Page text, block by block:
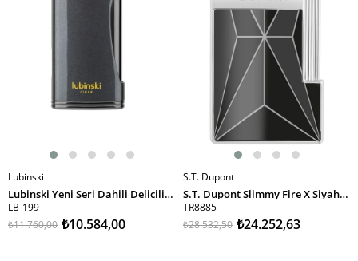
SEPETE EKLE
Lubinski
Lubinski Yeni Seri Dahili Delicili Yaprak Alev Puro Çakmağı Silver LB-199
LB-199
₺10.584,00
₺11.760,00
SEPETE EKLE
S.T. Dupont
S.T. Dupont Slimmy Fire X Siyah Puro Çakmağı 28277
TR8885
₺24.252,63
₺28.532,50